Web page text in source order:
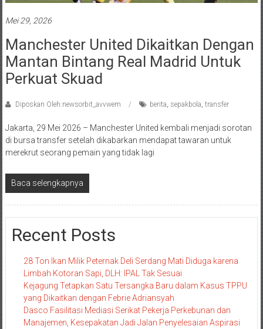
Mei 29, 2026
Manchester United Dikaitkan Dengan
Mantan Bintang Real Madrid Untuk
Perkuat Skuad
Diposkan Oleh:newsorbit_avvwem berita sepakbola transfer
Jakarta, 29 Mei 2026 – Manchester United kembali menjadi sorotan
di bursa transfer setelah dikabarkan mendapat tawaran untuk
merekrut seorang pemain yang tidak lagi
Baca selengkapnya
Recent Posts
28 Ton Ikan Milik Peternak Deli Serdang Mati Diduga karena
Limbah Kotoran Sapi, DLH: IPAL Tak Sesuai
Kejagung Tetapkan Satu Tersangka Baru dalam Kasus TPPU
yang Dikaitkan dengan Febrie Adriansyah
Dasco Fasilitasi Mediasi Serikat Pekerja Perkebunan dan
Manajemen, Kesepakatan Jadi Jalan Penyelesaian Aspirasi